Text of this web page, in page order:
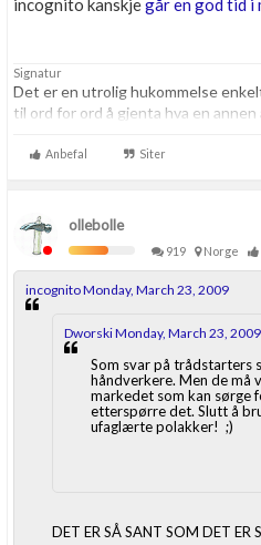
incognito kanskjegår en god tid i
Signatur
Det er en utrolig hukommelse
til ord for ord å gjenta hva en annen
Anbefal Siter
ollebolle
919
Norge
incognito Monday, March 23, 2009
Dworski Monday, March 23, 2009
Som svar på trådstarters
håndverkere. Men de
markedet som kan sørge
etterspørre det. Slutt å
ufaglærte polakker! ;)
DET ER SÅ SANT SOM DET